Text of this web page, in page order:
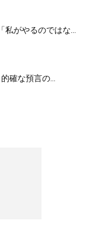
がやるのではな...
確な預言の...